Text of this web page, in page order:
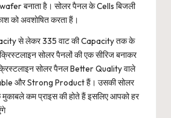
बनाता है। सोलर पैनल के Cells बिजली
को अवशोषित करता हैं।
से लेकर 335 वाट की Capacity तक के
सोलर पैनलों की एक सीरिज बनाकर
सोलर पैनल Better Quality वाले
और Strong Product हैं। उसकी सोलर
कम प्राइस की होते हैं इसलिए आपको हर